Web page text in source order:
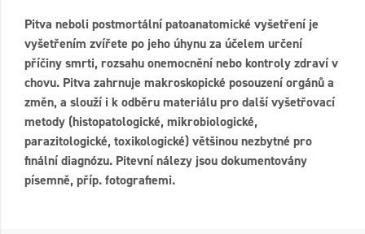
Pitva neboli postmortální patoanatomické vyšetření je
vyšetřením zvířete po jeho úhynu za účelem určení
příčiny smrti, rozsahu onemocnění nebo kontroly zdraví v
chovu. Pitva zahrnuje makroskopické posouzení orgánů a
změn, a slouží i k odběru materiálu pro další vyšetřovací
metody (histopatologické, mikrobiologické,
parazitologické, toxikologické) většinou nezbytné pro
finální diagnózu. Pitevní nálezy jsou dokumentovány
písemně, příp. fotografiemi.